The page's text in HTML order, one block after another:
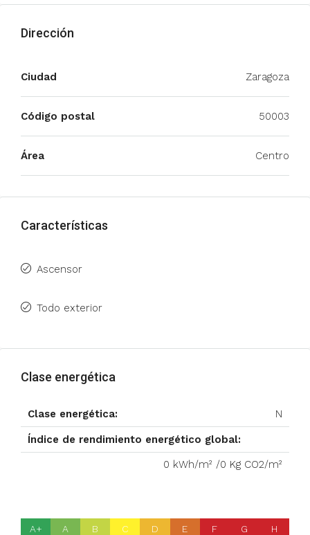
Dirección
Ciudad Zaragoza
Código postal 50003
Área Centro
Características
Ascensor
Todo exterior
Clase energética
Clase energética: N
Índice de rendimiento energético global:
0 kWh/m² /0 Kg CO2/m²
A+ A B C D E F G H